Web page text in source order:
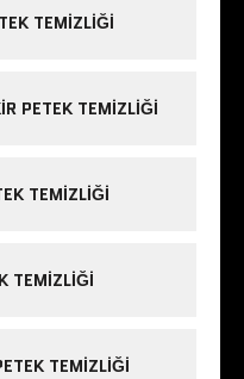
TEMIZLIĞI
PETEK TEMIZLIĞI
TEMIZLIĞI
TEMIZLIĞI
TEMIZLIĞI